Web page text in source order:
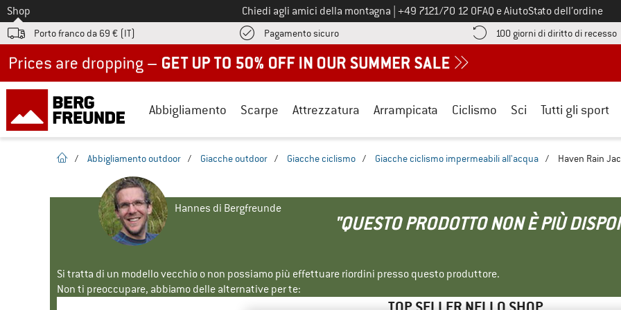
Allo
Shop Chiedi agli amici della montagna Chiamaci al numero
+49 7121/70 12 0FAQ e AiutoStato dell’ordine
Porto franco da 69 € (IT) Pagamento sicuroQui trovi le informazioni di pagamento! Si apre in una casella
100 giorni di diritto di recesso
Abbigliamento Scarpe Attrezzatura Arrampicata Ciclismo Sci Tutti gli sport
pagina iniziale
/ Abbigliamento outdoor / Giacche outdoor / Giacche ciclismo / Giacche ciclismo impermeabili all'acqua / Haven Rain
Hannes di Bergfreunde
"QUESTO PRODOTTO NON È PIÙ
Si tratta di un modello vecchio o non possiamo più effettuare riordini presso questo produttore.
Non ti preoccupare, abbiamo delle alternative per te: